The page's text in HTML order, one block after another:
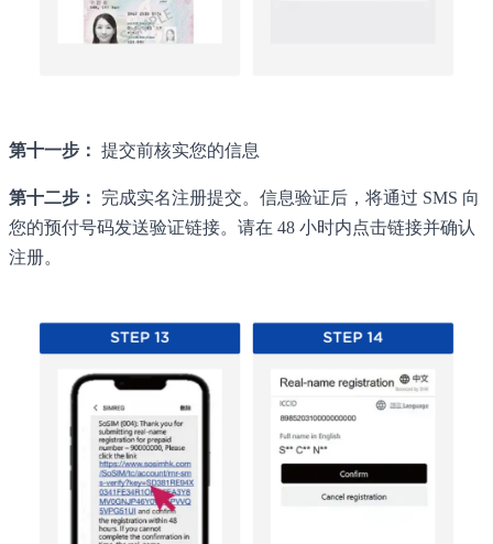
第十一步： 提交前核实您的信息
第十二步：
完成实名注册提交。信息验证后，将通过 SMS 向
您的预付号码发送验证链接。请在 48 小时内点击链接并确认
注册。